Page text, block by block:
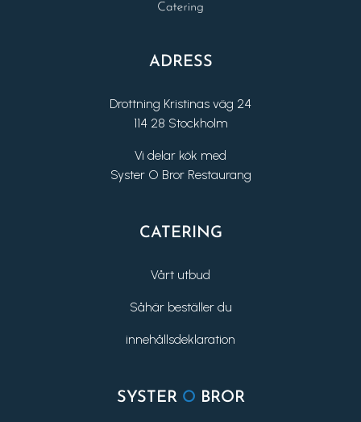
ADRESS
Drottning Kristinas väg 24
114 28 Stockholm
Vi delar kök med
Syster O Bror Restaurang
CATERING
Vårt utbud
Såhär beställer du
innehållsdeklaration
SYSTER O BROR